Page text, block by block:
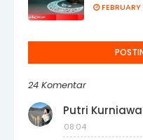
24 Komentar
Putri
08:04